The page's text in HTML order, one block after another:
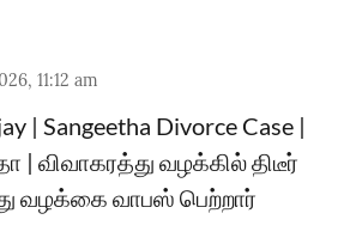
11:12 am
| Sangeetha Divorce Case |
| விவாகரத்து வழக்கில் திடீர்
வழக்கை வாபஸ் பெற்றார்